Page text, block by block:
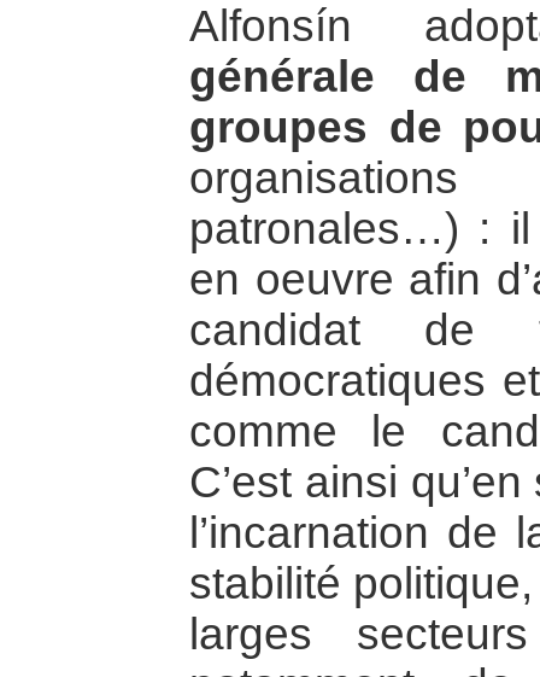
Alfonsín
générale de
groupes de
patronales…) :
en oeuvre afin
candidat de
démocratiques
comme le
C’est ainsi
l’incarnation de
stabilité
larges